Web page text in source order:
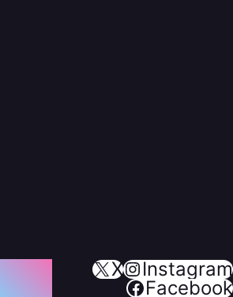
X
Instagram
Facebook